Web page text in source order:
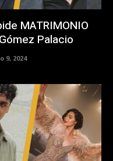
MATRIMONIO
Palacio
9, 2024